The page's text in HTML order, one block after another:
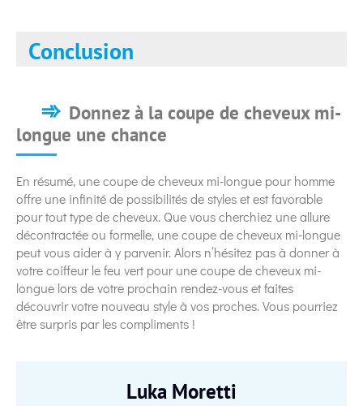
Conclusion
Donnez à la coupe de cheveux mi-
longue une chance
En résumé, une coupe de cheveux mi-longue pour homme
offre une infinité de possibilités de styles et est favorable
pour tout type de cheveux. Que vous cherchiez une allure
décontractée ou formelle, une coupe de cheveux mi-longue
peut vous aider à y parvenir. Alors n’hésitez pas à donner à
votre coiffeur le feu vert pour une coupe de cheveux mi-
longue lors de votre prochain rendez-vous et faites
découvrir votre nouveau style à vos proches. Vous pourriez
être surpris par les compliments !
Luka Moretti